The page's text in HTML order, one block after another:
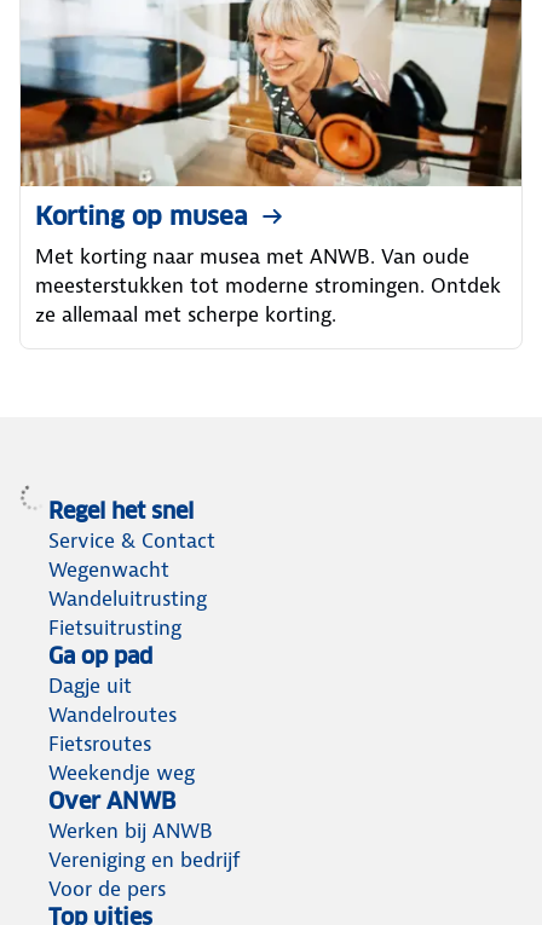
Korting op musea
Met korting naar musea met ANWB. Van oude
meesterstukken tot moderne stromingen. Ontdek
ze allemaal met scherpe korting.
Regel het snel
Service & Contact
Wegenwacht
Wandeluitrusting
Fietsuitrusting
Ga op pad
Dagje uit
Wandelroutes
Fietsroutes
Weekendje weg
Over ANWB
Werken bij ANWB
Vereniging en bedrijf
Voor de pers
Top uitjes